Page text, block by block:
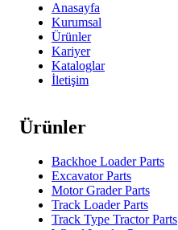
Anasayfa
Kurumsal
Ürünler
Kariyer
Kataloglar
İletişim
Ürünler
Backhoe Loader Parts
Excavator Parts
Motor Grader Parts
Track Loader Parts
Track Type Tractor Parts